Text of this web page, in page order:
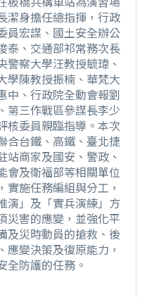
潔身擔任總指揮，行政
員宏謀、國土安全辦公
泰、交通部祁常務次長
警察大學汪教授毓瑋、
學陳教授振楠、華梵大
中、行政院全動會報劉
第三作戰區參謀長李少
核委員親臨指導。本次
合台鐵、高鐵、臺北捷
站商家及國安、警政、
會及衛福部等相關單位
實施任務編組與分工，
演」及「實兵演練」方
災害的應變，並強化平
及災時動員的搶救、後
應變決策及復原能力，
全防護的任務。